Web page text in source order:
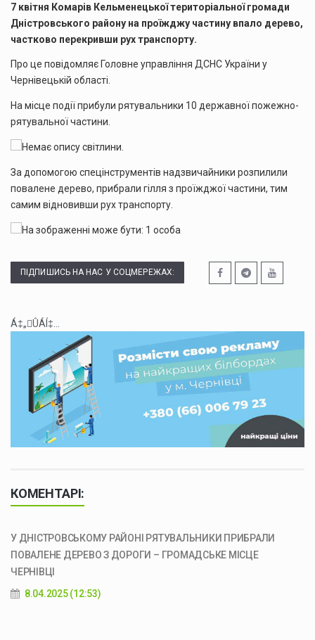
7 квітня Комарів Кельменецької територіальної громади
Дністровського району на проїжджу частину впало дерево,
частково перекривши рух транспорту.
Про це повідомляє Головне управління ДСНС України у
Чернівецькій області.
На місце події прибули рятувальники 10 державної пожежно-
рятувальної частини.
За допомогою спецінструментів надзвичайники розпилили
повалене дерево, прибрали гілля з проїжджої частини, тим
самим відновивши рух транспорту.
ПІДПИШИСЬ НА НАС У СОЦМЕРЕЖАХ:
Á‡„ÛÁÍ‡...
КОМЕНТАРІ:
У ДНІСТРОВСЬКОМУ РАЙОНІ РЯТУВАЛЬНИКИ ПРИБРАЛИ
ПОВАЛЕНЕ ДЕРЕВО З ДОРОГИ – ГРОМАДСЬКЕ МІСЦЕ
ЧЕРНІВЦІ
8.04.2025 (12:53)